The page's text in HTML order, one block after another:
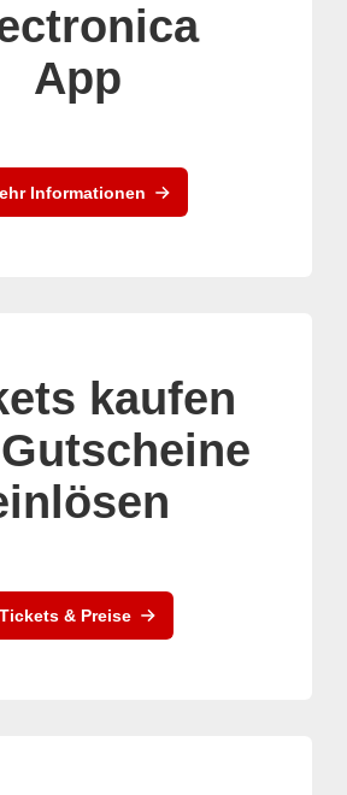
App
Informationen
kaufen
Tickets & Preise